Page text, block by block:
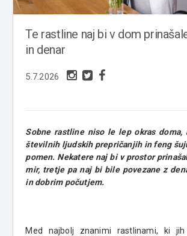
Te rastline naj bi v dom
in denar
5.7.2026
Sobne rastline niso le lep okras doma,
številnih ljudskih prepričanjih in feng
pomen. Nekatere naj bi v prostor
mir, tretje pa naj bi bile povezane z
in dobrim počutjem.
Med najbolj znanimi rastlinami, ki